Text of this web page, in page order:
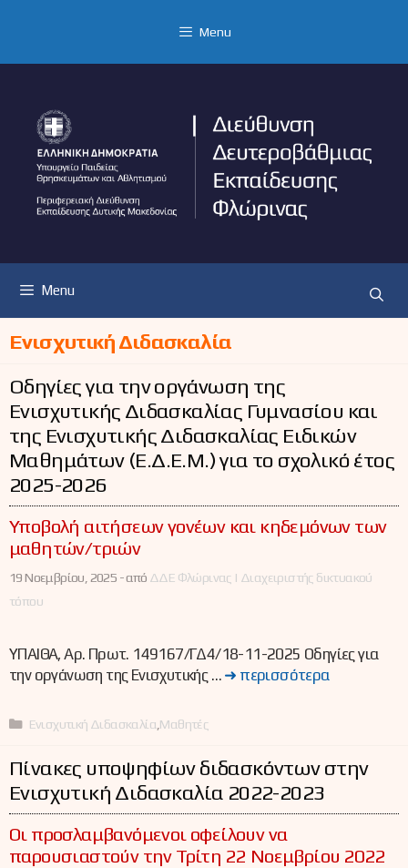
Menu
Menu
Ενισχυτική Διδασκαλία
Οδηγίες για την οργάνωση της
Ενισχυτικής Διδασκαλίας Γυμνασίου και
της Ενισχυτικής Διδασκαλίας Ειδικών
Μαθημάτων (Ε.Δ.Ε.Μ.) για το σχολικό έτος
2025-2026
Υποβολή αιτήσεων γονέων και κηδεμόνων των
μαθητών/τριών
19 Νοεμβρίου, 2025 -από ΔΔΕ Φλώρινας | Διαχειριστής δικτυακού
τόπου
ΥΠΑΙΘΑ, Αρ. Πρωτ. 149167/ΓΔ4/18-11-2025 Οδηγίες για
την οργάνωση της Ενισχυτικής … ➜ περισσότερα
Κατηγορίες
Ενισχυτική Διδασκαλία Μαθητές
Πίνακες υποψηφίων διδασκόντων στην
Ενισχυτική Διδασκαλία 2022-2023
Οι προσλαμβανόμενοι οφείλουν να
παρουσιαστούν την Τρίτη 22 Νοεμβρίου 2022